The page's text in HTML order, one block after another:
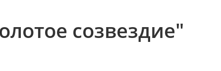
созвездие"